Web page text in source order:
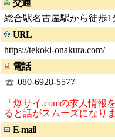
交通
総合駅名古屋駅から徒歩1
URL
https://tekoki-onakura.com/
電話
080-6928-5577
「爆サイ.comの求人情報
ると話がスムーズになりま
E-mail